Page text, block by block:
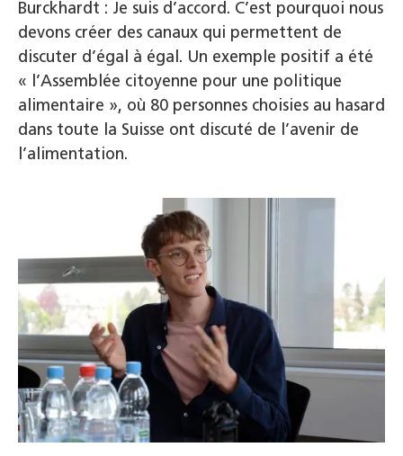
Burckhardt : Je suis d’accord. C’est pourquoi nous
devons créer des canaux qui permettent de
discuter d’égal à égal. Un exemple positif a été
« l’Assemblée citoyenne pour une politique
alimentaire », où 80 personnes choisies au hasard
dans toute la Suisse ont discuté de l’avenir de
l’alimentation.